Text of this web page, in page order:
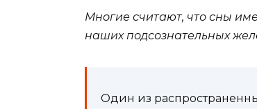
Многие считают, что сны
наших подсознательных
Один из